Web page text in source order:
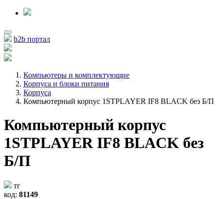
b2b портал
Компьютеры и комплектующие
Корпуса и блоки питания
Корпуса
Компьютерный корпус 1STPLAYER IF8 BLACK без Б/П
Компьютерный корпус
1STPLAYER IF8 BLACK без
Б/П
тг
код: 81149